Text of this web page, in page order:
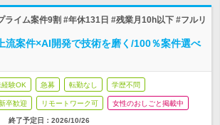
ライム案件9割 #年休131日 #残業月10h以下 #フルリ
流案件×AI開発で技術を磨く/100％案件選べ
験OK 急募 転勤なし 学歴不問
卒歓迎 リモートワーク可 女性のおしごと掲載中
終了予定日： 2026/10/26